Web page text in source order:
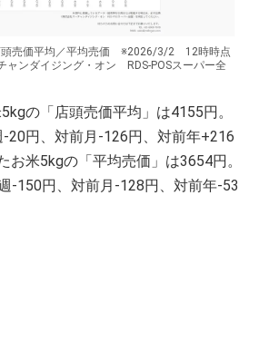
頭売価平均／平均売価 ※2026/3/2 12時時点
ャンダイジング・オン RDS-POSスーパー全
の「店頭売価平均」は4155円。
20円、対前月-126円、対前年+216
お米5kgの「平均売価」は3654円。
-150円、対前月-128円、対前年-53